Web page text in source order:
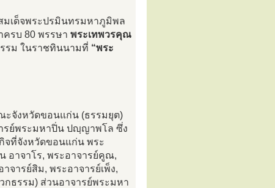
มเด็จพระปรมินทรมหาภูมิพล
ครบ 80 พรรษา พระเทพวรคุณ
รม ในราชทินนามที่ “พระ
ะจังหวัดขอนแก่น (ธรรมยุต)
รย์พระมหาปิ่น ปญฺญาพโล ซึ่ง
ที่จังหวัดขอนแก่น พระ
อาจาโร, พระอาจารย์คูณ,
จารย์สิม, พระอาจารย์เพ็ง,
กธรรม) ส่วนอาจารย์พระมหา